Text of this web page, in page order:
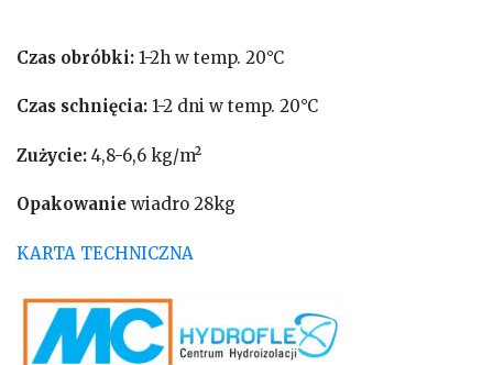
Czas obróbki: 1-2h w temp. 20°C
Czas schnięcia: 1-2 dni w temp. 20°C
Zużycie: 4,8-6,6 kg/m²
Opakowanie wiadro 28kg
KARTA TECHNICZNA